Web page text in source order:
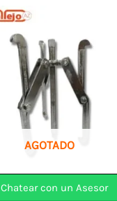
AGOTADO
Chatear con un Asesor